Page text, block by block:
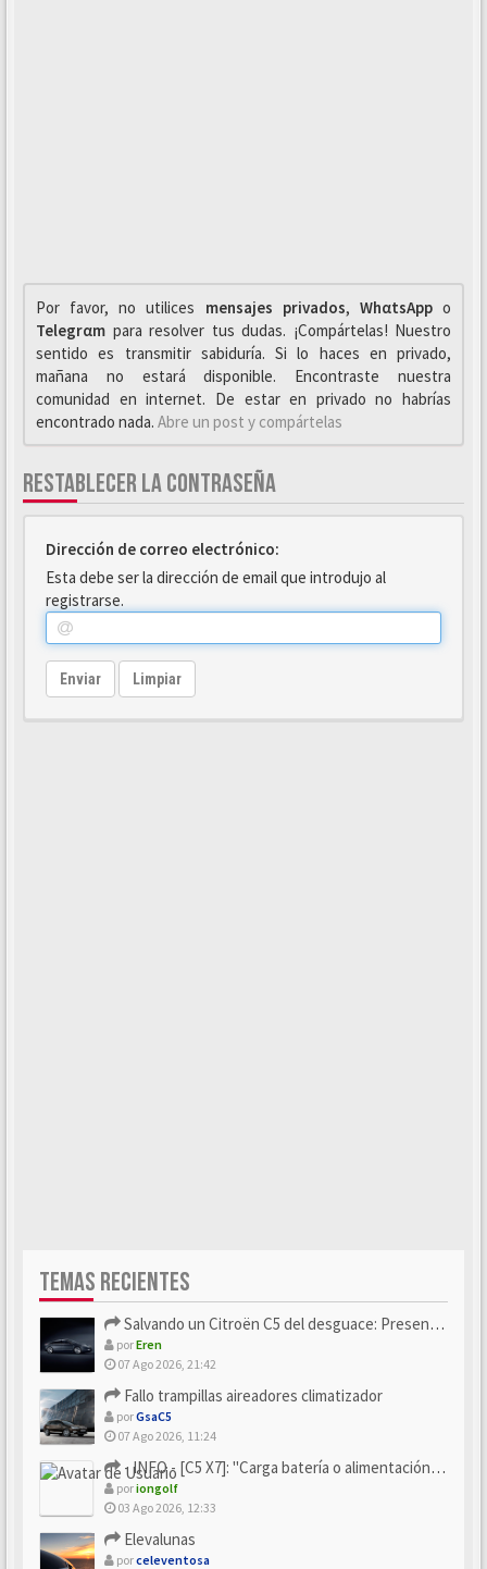
Por favor, no utilices mensajes privados, WhαtsAppo
Telegrαm para resolver tus dudas. ¡Compártelas! Nuestro
sentido es transmitir sabiduría. Si lo haces en privado,
mañana no estará disponible. Encontraste nuestra
comunidad en internet. De estar en privado no habrías
encontrado nada. Abre un post y compártelas
RESTABLECER LA CONTRASEÑA
Dirección de correo electrónico:
Esta debe ser la dirección de email que introdujo al
registrarse.
Enviar Limpiar
TEMAS RECIENTES
Salvando un Citroën C5 del desguace: Presentación y seguimiento
porEren
07 Ago 2026, 21:42
Fallo trampillas aireadores climatizador
porGsaC5
07 Ago 2026, 11:24
- INFO - [C5 X7]: "Carga batería o alimentación eléctri...
poriongolf
03 Ago 2026, 12:33
Elevalunas
porceleventosa